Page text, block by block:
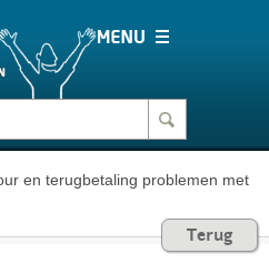
en terugbetaling problemen met
Terug